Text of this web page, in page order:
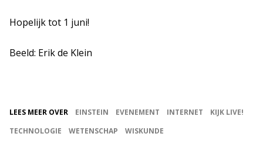
Hopelijk tot 1 juni!
Beeld: Erik de Klein
LEES MEER OVER EINSTEIN EVENEMENT INTERNET
KIJK LIVE!
TECHNOLOGIE
WETENSCHAP WISKUNDE